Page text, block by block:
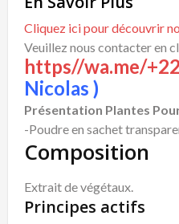
Cliquez ici pour découvrir
Veuillez nous contacter en
https//wa.me/
Nicolas )
Présentation Plantes
-Poudre en sachet
Composition
Extrait de végétaux.
Principes actifs